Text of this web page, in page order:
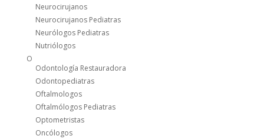
Neurocirujanos
Neurocirujanos Pediatras
Neurólogos Pediatras
Nutriólogos
O
Odontología Restauradora
Odontopediatras
Oftalmologos
Oftalmólogos Pediatras
Optometristas
Oncólogos